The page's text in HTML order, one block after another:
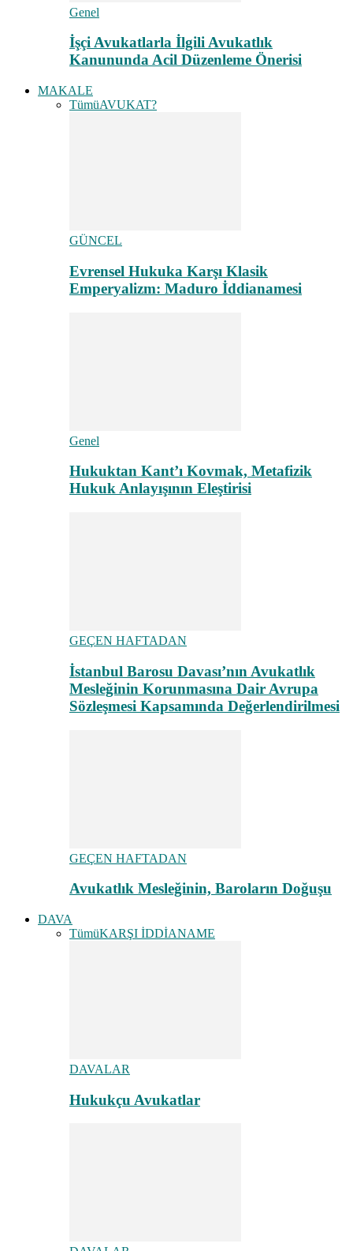
Genel
İşçi Avukatlarla İlgili Avukatlık
Kanununda Acil Düzenleme Önerisi
MAKALE
TümüAVUKAT?
GÜNCEL
Evrensel Hukuka Karşı Klasik
Emperyalizm: Maduro İddianamesi
Genel
Hukuktan Kant’ı Kovmak, Metafizik
Hukuk Anlayışının Eleştirisi
GEÇEN HAFTADAN
İstanbul Barosu Davası’nın Avukatlık
Mesleğinin Korunmasına Dair Avrupa
Sözleşmesi Kapsamında Değerlendirilmesi
GEÇEN HAFTADAN
Avukatlık Mesleğinin, Baroların Doğuşu
DAVA
TümüKARŞI İDDİANAME
DAVALAR
Hukukçu Avukatlar